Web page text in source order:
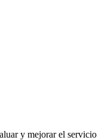
y mejorar el servicio